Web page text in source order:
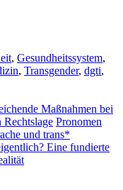
, Gesundheitssystem,
, Transgender, dgti,
Maßnahmen bei
Pronomen
und trans*
Eine fundierte